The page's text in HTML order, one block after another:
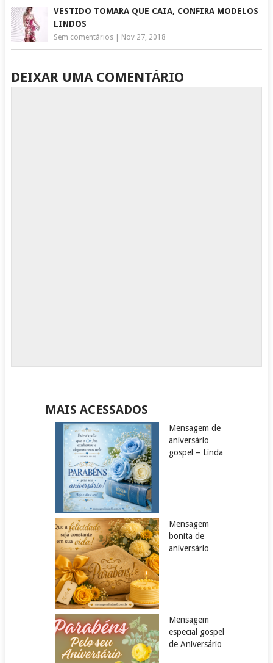
VESTIDO TOMARA QUE CAIA, CONFIRA MODELOS
LINDOS
Sem comentários| Nov 27, 2018
DEIXAR UMA COMENTÁRIO
MAIS ACESSADOS
Mensagem de
aniversário
gospel – Linda
Mensagem
bonita de
aniversário
Mensagem
especial gospel
de Aniversário